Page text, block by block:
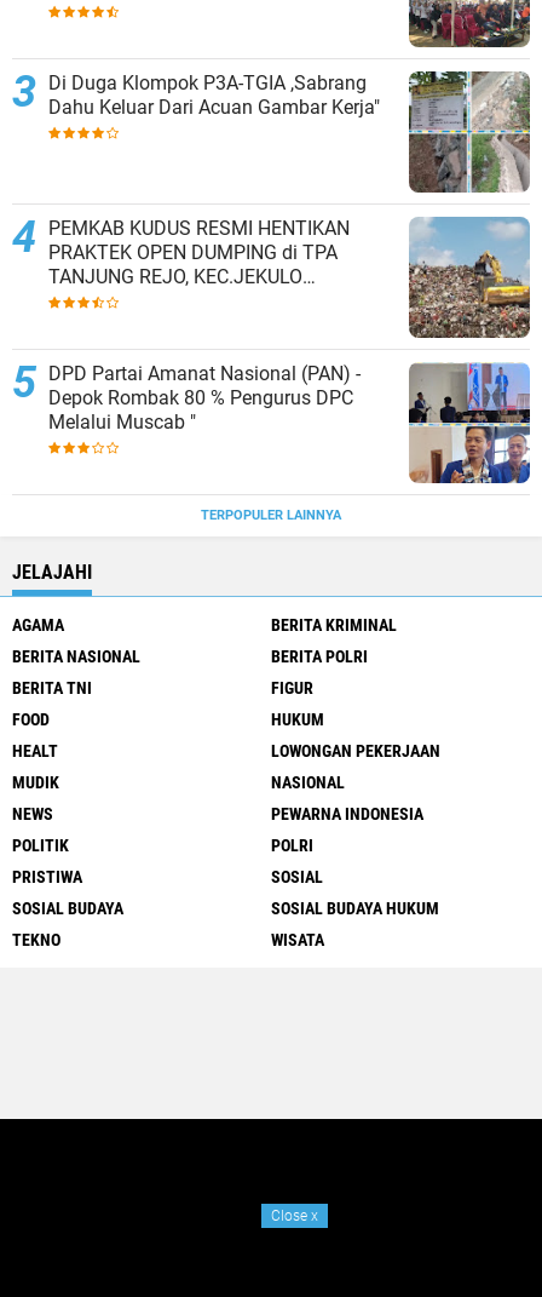
Karaoke Perangkat Desa
Di Duga Klompok P3A-TGIA ,Sabrang
Dahu Keluar Dari Acuan Gambar Kerja"
PEMKAB KUDUS RESMI HENTIKAN
PRAKTEK OPEN DUMPING di TPA
TANJUNG REJO, KEC.JEKULO
KAB.KUDUS,BERLAKUKAN SISTEM
DPD Partai Amanat Nasional (PAN) -
Depok Rombak 80 % Pengurus DPC
Melalui Muscab "
TERPOPULER LAINNYA
JELAJAHI
AGAMA
BERITA KRIMINAL
BERITA NASIONAL
BERITA POLRI
BERITA TNI
FIGUR
FOOD
HUKUM
HEALT
LOWONGAN PEKERJAAN
MUDIK
NASIONAL
NEWS
PEWARNA INDONESIA
POLITIK
POLRI
PRISTIWA
SOSIAL
SOSIAL BUDAYA
SOSIAL BUDAYA HUKUM
TEKNO
WISATA
Close x